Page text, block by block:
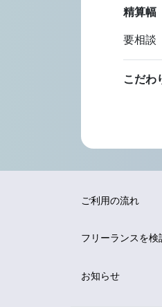
精算幅
要相談
こだわ
ご利用の流れ
フリーランスを検
お知らせ